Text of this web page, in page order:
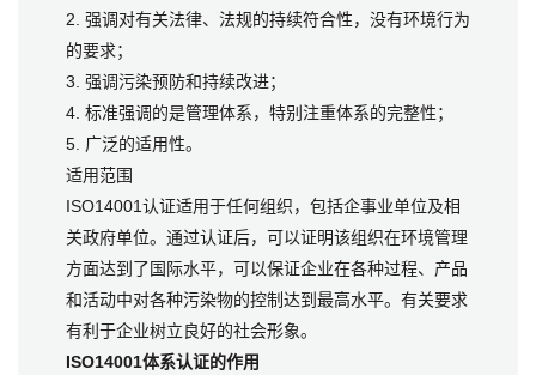
2. 强调对有关法律、法规的持续符合性，没有环境行为
的要求；
3. 强调污染预防和持续改进；
4. 标准强调的是管理体系，特别注重体系的完整性；
5. 广泛的适用性。
适用范围
ISO14001认证适用于任何组织，包括企事业单位及相
关政府单位。通过认证后，可以证明该组织在环境管理
方面达到了国际水平，可以保证企业在各种过程、产品
和活动中对各种污染物的控制达到最高水平。有关要求
有利于企业树立良好的社会形象。
ISO14001体系认证的作用